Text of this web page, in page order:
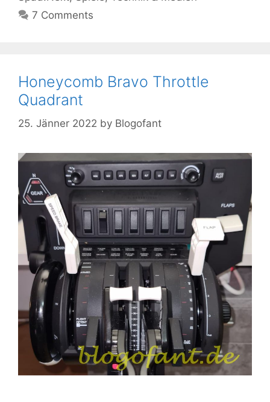
7 Comments
Honeycomb Bravo Throttle
Quadrant
25. Jänner 2022 by Blogofant